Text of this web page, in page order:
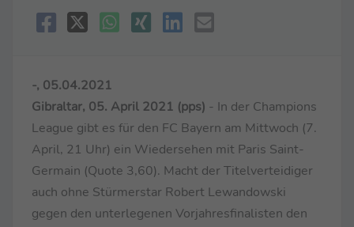
-, 05.04.2021
Gibraltar, 05. April 2021 (pps) - In der Champions
League gibt es für den FC Bayern am Mittwoch (7.
April, 21 Uhr) ein Wiedersehen mit Paris Saint-
Germain (Quote 3,60). Macht der Titelverteidiger
auch ohne Stürmerstar Robert Lewandowski
gegen den unterlegenen Vorjahresfinalisten den